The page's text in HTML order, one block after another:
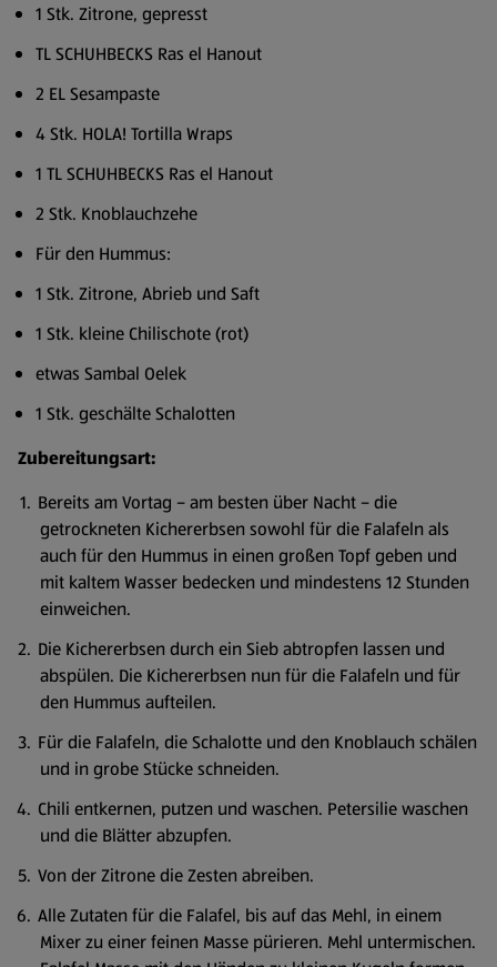
1 Stk. Zitrone, gepresst
TL SCHUHBECKS Ras el Hanout
2 EL Sesampaste
4 Stk. HOLA! Tortilla Wraps
1 TL SCHUHBECKS Ras el Hanout
2 Stk. Knoblauchzehe
Für den Hummus:
1 Stk. Zitrone, Abrieb und Saft
1 Stk. kleine Chilischote (rot)
etwas Sambal Oelek
1 Stk. geschälte Schalotten
Zubereitungsart:
Bereits am Vortag – am besten über Nacht – die
getrockneten Kichererbsen sowohl für die Falafeln als
auch für den Hummus in einen großen Topf geben und
mit kaltem Wasser bedecken und mindestens 12 Stunden
einweichen.
Die Kichererbsen durch ein Sieb abtropfen lassen und
abspülen. Die Kichererbsen nun für die Falafeln und für
den Hummus aufteilen.
Für die Falafeln, die Schalotte und den Knoblauch schälen
und in grobe Stücke schneiden.
Chili entkernen, putzen und waschen. Petersilie waschen
und die Blätter abzupfen.
Von der Zitrone die Zesten abreiben.
Alle Zutaten für die Falafel, bis auf das Mehl, in einem
Mixer zu einer feinen Masse pürieren. Mehl untermischen.